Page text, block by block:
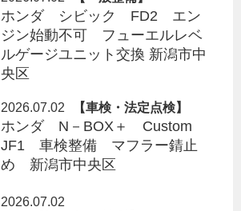
ホンダ シビック FD2 エン
ジン始動不可 フューエルレベ
ルゲージユニット交換 新潟市中
央区
2026.07.02 【車検・法定点検】
ホンダ N－BOX＋ Custom
JF1 車検整備 マフラー錆止
め 新潟市中央区
2026.07.02